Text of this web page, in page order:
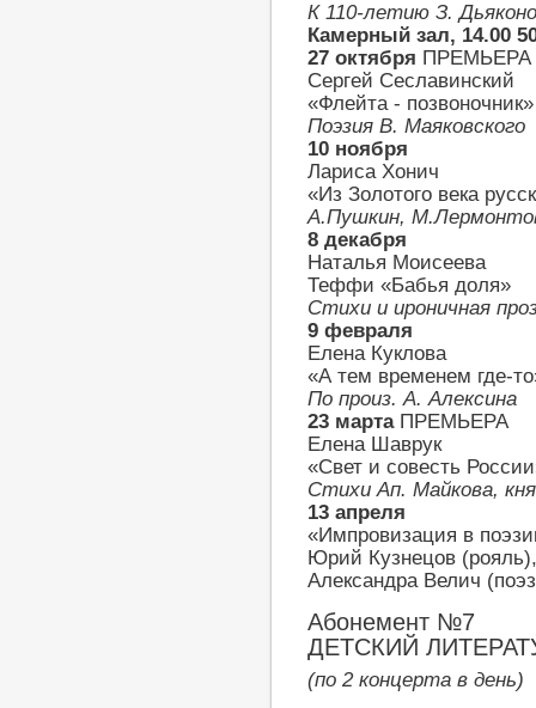
К 110-летию З.
Камерный зал, 14.00
27 октября ПРЕМЬЕРА
Сергей Сеславинский
«Флейта - позвоночник»
Поэзия В. Маяковского
10 ноября
Лариса Хонич
«Из Золотого века
А.Пушкин,
8 декабря
Наталья Моисеева
Теффи «Бабья доля»
Стихи и ироничная
9 февраля
Елена Куклова
«А тем временем где-
По произ. А. Алексина
23 мартаПРЕМЬЕРА
Елена Шаврук
«Свет и совесть
Стихи Ап. Майкова,
13 апреля
«Импровизация в
Юрий Кузнецов (рояль),
Александра Велич
Абонемент №7
ДЕТСКИЙ
(по 2 концерта в день)